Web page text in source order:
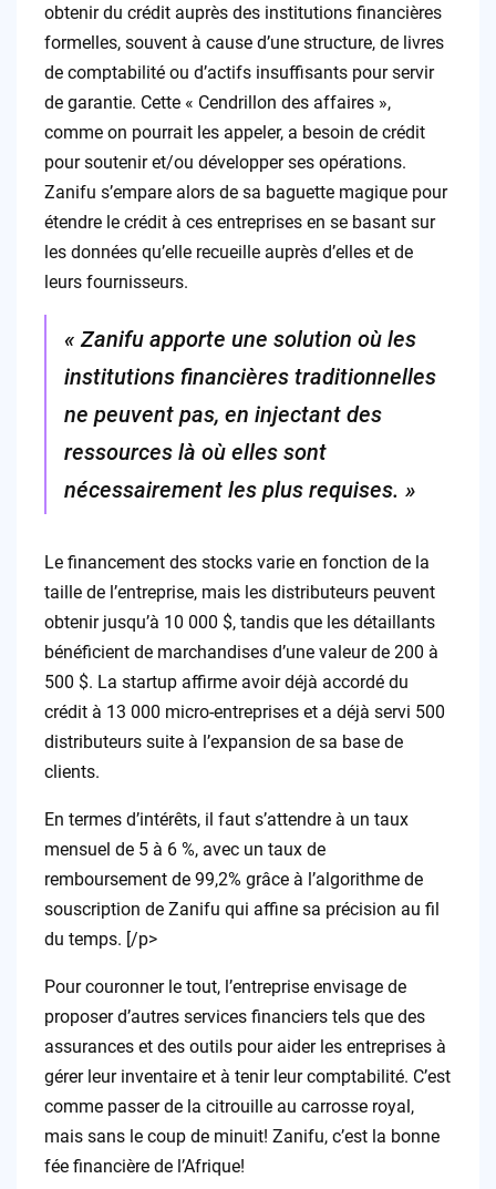
obtenir du crédit auprès des institutions financières
formelles, souvent à cause d’une structure, de livres
de comptabilité ou d’actifs insuffisants pour servir
de garantie. Cette « Cendrillon des affaires »,
comme on pourrait les appeler, a besoin de crédit
pour soutenir et/ou développer ses opérations.
Zanifu s’empare alors de sa baguette magique pour
étendre le crédit à ces entreprises en se basant sur
les données qu’elle recueille auprès d’elles et de
leurs fournisseurs.
« Zanifu apporte une solution où les
institutions financières traditionnelles
ne peuvent pas, en injectant des
ressources là où elles sont
nécessairement les plus requises. »
Le financement des stocks varie en fonction de la
taille de l’entreprise, mais les distributeurs peuvent
obtenir jusqu’à 10 000 $, tandis que les détaillants
bénéficient de marchandises d’une valeur de 200 à
500 $. La startup affirme avoir déjà accordé du
crédit à 13 000 micro-entreprises et a déjà servi 500
distributeurs suite à l’expansion de sa base de
clients.
En termes d’intérêts, il faut s’attendre à un taux
mensuel de 5 à 6 %, avec un taux de
remboursement de 99,2% grâce à l’algorithme de
souscription de Zanifu qui affine sa précision au fil
du temps. [/p>
Pour couronner le tout, l’entreprise envisage de
proposer d’autres services financiers tels que des
assurances et des outils pour aider les entreprises à
gérer leur inventaire et à tenir leur comptabilité. C’est
comme passer de la citrouille au carrosse royal,
mais sans le coup de minuit! Zanifu, c’est la bonne
fée financière de l’Afrique!